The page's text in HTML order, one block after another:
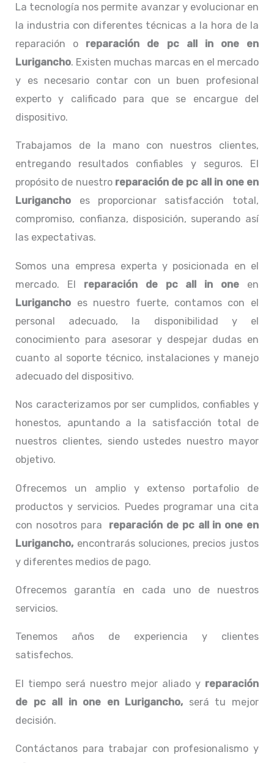
La tecnología nos permite avanzar y evolucionar en
la industria con diferentes técnicas a la hora de la
reparación o reparación de pc all in oneen
Lurigancho. Existen muchas marcas en el mercado
y es necesario contar con un buen profesional
experto y calificado para que se encargue del
dispositivo.
Trabajamos de la mano con nuestros clientes,
entregando resultados confiables y seguros. El
propósito de nuestro reparación de pc all in oneen
Lurigancho es proporcionar satisfacción total,
compromiso, confianza, disposición, superando así
las expectativas.
Somos una empresa experta y posicionada en el
mercado. El reparación de pc all in one
en
Lurigancho es nuestro fuerte, contamos con el
personal adecuado, la disponibilidad y el
conocimiento para asesorar y despejar dudas en
cuanto al soporte técnico, instalaciones y manejo
adecuado del dispositivo.
Nos caracterizamos por ser cumplidos, confiables y
honestos, apuntando a la satisfacción total de
nuestros clientes, siendo ustedes nuestro mayor
objetivo.
Ofrecemos un amplio y extenso portafolio de
productos y servicios. Puedes programar una cita
con nosotros para reparación de pc all in one en
Lurigancho, encontrarás soluciones, precios justos
y diferentes medios de pago.
Ofrecemos garantía en cada uno de nuestros
servicios.
Tenemos años de experiencia y clientes
satisfechos.
El tiempo será nuestro mejor aliado y reparación
de pc all in one en Lurigancho, será tu mejor
decisión.
Contáctanos para trabajar con profesionalismo y